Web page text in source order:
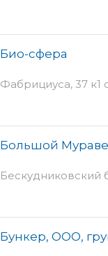
Био-сфера
Фабрициуса, 37 к1
Большой
Бескудниковский
Бункер, ООО,